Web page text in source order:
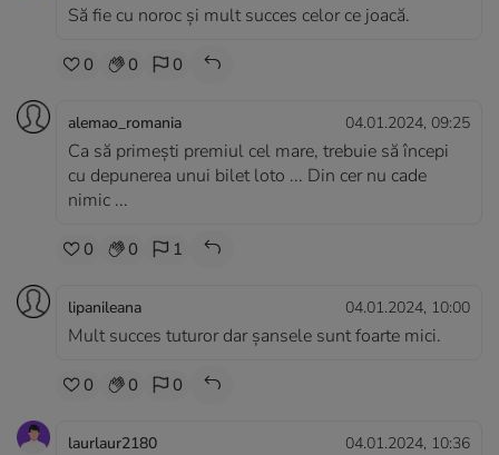
Să fie cu noroc și mult succes celor ce joacă.
0 0 0
alemao_romania 04.01.2024, 09:25
Ca să primești premiul cel mare, trebuie să începi
cu depunerea unui bilet loto ... Din cer nu cade
nimic ...
0 0 1
lipanileana 04.01.2024, 10:00
Mult succes tuturor dar șansele sunt foarte mici.
0 0 0
laurlaur2180 04.01.2024, 10:36